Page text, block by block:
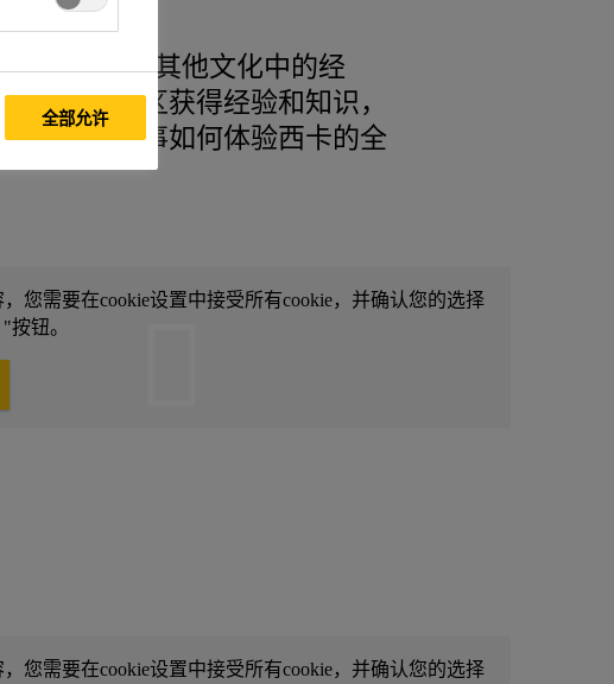
家，尤其是其他文化中的经
同西卡地区获得经验和知识，
卡一些同事如何体验西卡的全
您需要在cookie设置中接受所有cookie，并确认您的选择
按钮。
您需要在cookie设置中接受所有cookie，并确认您的选择
全部允许